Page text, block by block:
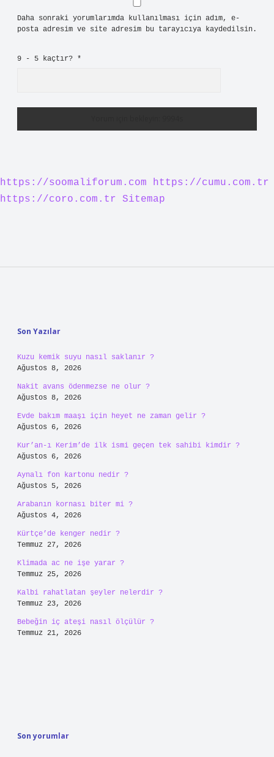
Daha sonraki yorumlarımda kullanılması için adım, e-
posta adresim ve site adresim bu tarayıcıya kaydedilsin.
9 - 5 kaçtır? *
https://soomaliforum.com
https://cumu.com.tr
https://coro.com.tr
Sitemap
Son Yazılar
Kuzu kemik suyu nasıl saklanır ?
Ağustos 8, 2026
Nakit avans ödenmezse ne olur ?
Ağustos 8, 2026
Evde bakım maaşı için heyet ne zaman gelir ?
Ağustos 6, 2026
Kur’an-ı Kerim’de ilk ismi geçen tek sahibi kimdir ?
Ağustos 6, 2026
Aynalı fon kartonu nedir ?
Ağustos 5, 2026
Arabanın kornası biter mi ?
Ağustos 4, 2026
Kürtçe’de kenger nedir ?
Temmuz 27, 2026
Klimada ac ne işe yarar ?
Temmuz 25, 2026
Kalbi rahatlatan şeyler nelerdir ?
Temmuz 23, 2026
Bebeğin iç ateşi nasıl ölçülür ?
Temmuz 21, 2026
Son yorumlar